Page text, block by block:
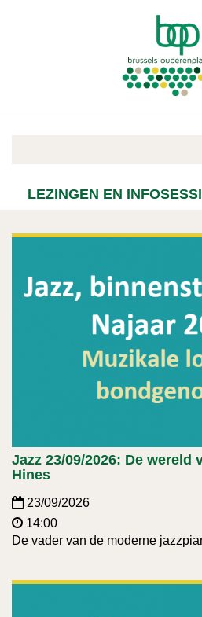
LEZINGEN EN
Jazz 23/09/2026: De wereld
Hines
23/09/2026
14:00
De vader van de moderne